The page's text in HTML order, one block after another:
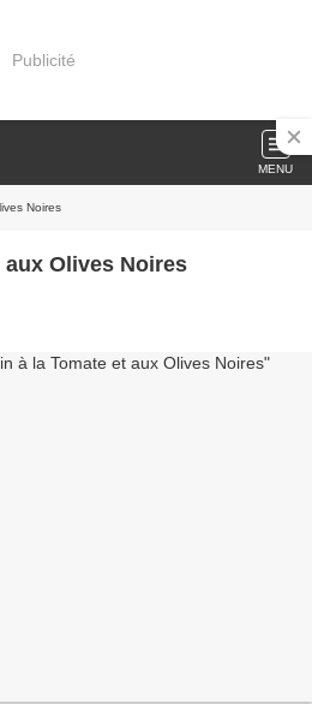
Publicité
MENU
Noires
aux Olives Noires